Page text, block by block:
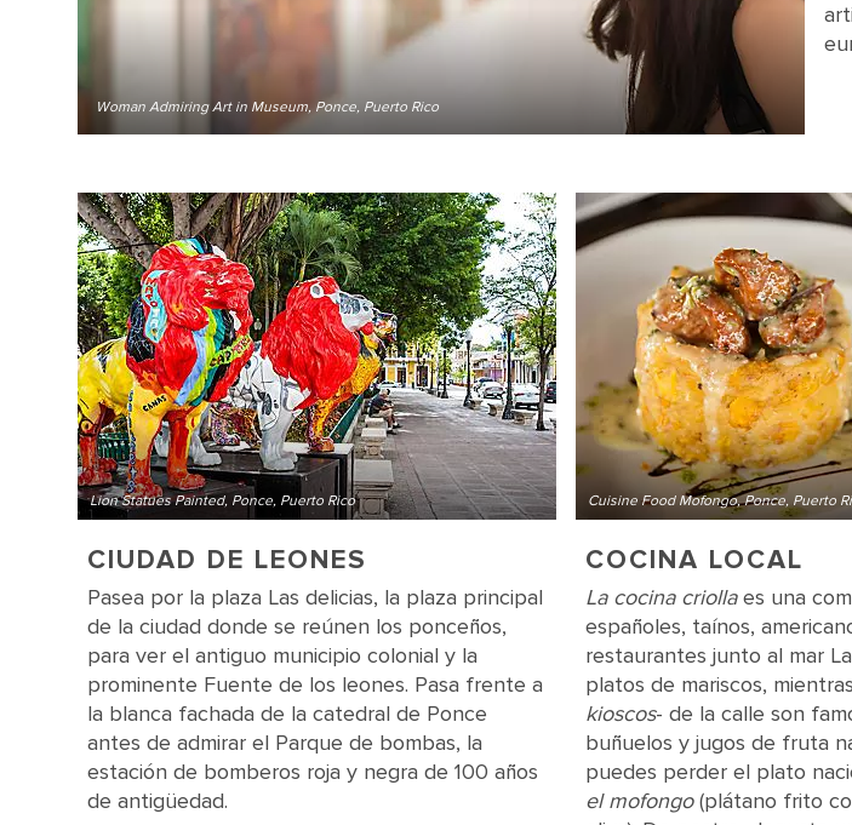
Woman Admiring Art in Museum, Ponce, Puerto Rico
Lion Statues Painted, Ponce, Puerto Rico
CIUDAD DE LEONES
Pasea por la plaza Las delicias, la plaza principal
de la ciudad donde se reúnen los ponceños,
para ver el antiguo municipio colonial y la
prominente Fuente de los leones. Pasa frente a
la blanca fachada de la catedral de Ponce
antes de admirar el Parque de bombas, la
estación de bomberos roja y negra de 100 años
de antigüedad.
Cuisine Food Mofongo, Ponce, Puerto
COCINA LOCAL
La cocina criollaes una
españoles, taínos,
restaurantes junto al mar
platos de mariscos,
kioscos- de la calle son
buñuelos y jugos de fruta
puedes perder el plato
el mofongo(plátano frito